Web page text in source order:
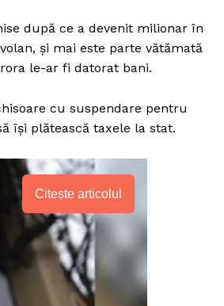
după ce a devenit milionar în
şi mai este parte vătămată
le-ar fi datorat bani.
cu suspendare pentru
îşi plătească taxele la stat.
Citește articolul